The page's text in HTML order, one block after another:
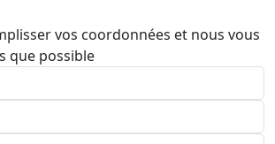
vos coordonnées et nous vous
que possible